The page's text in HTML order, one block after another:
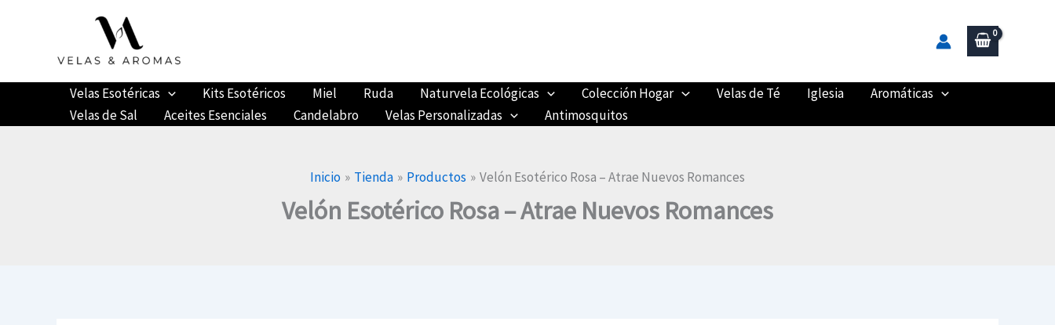
Velas Esotéricas Kits Esotéricos Miel Ruda Naturvela Ecológicas Colección Hogar Velas de Té Iglesia
Aromáticas
Velas de Sal
Aceites Esenciales Candelabro Velas Personalizadas Antimosquitos
Inicio Tienda Productos Velón Esotérico Rosa – Atrae Nuevos Romances
Velón Esotérico Rosa – Atrae Nuevos Romances